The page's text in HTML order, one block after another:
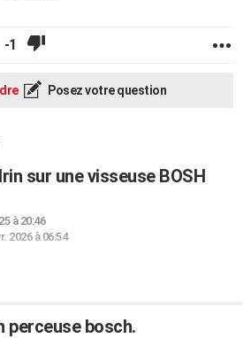
-1
Posez votre question
sur une visseuse BOSH
à 20:46
2026 à 06:54
perceuse bosch.